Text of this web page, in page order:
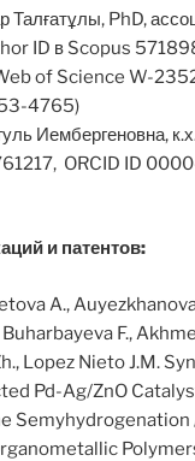
Талғатұлы, PhD,
ID в Scopus
of Science W-
4765)
Иембергеновна,
ORCID ID
и патентов:
A.,
F.,
Lopez Nieto J.M.
Pd-Ag/ZnO
Semyhydrogenation